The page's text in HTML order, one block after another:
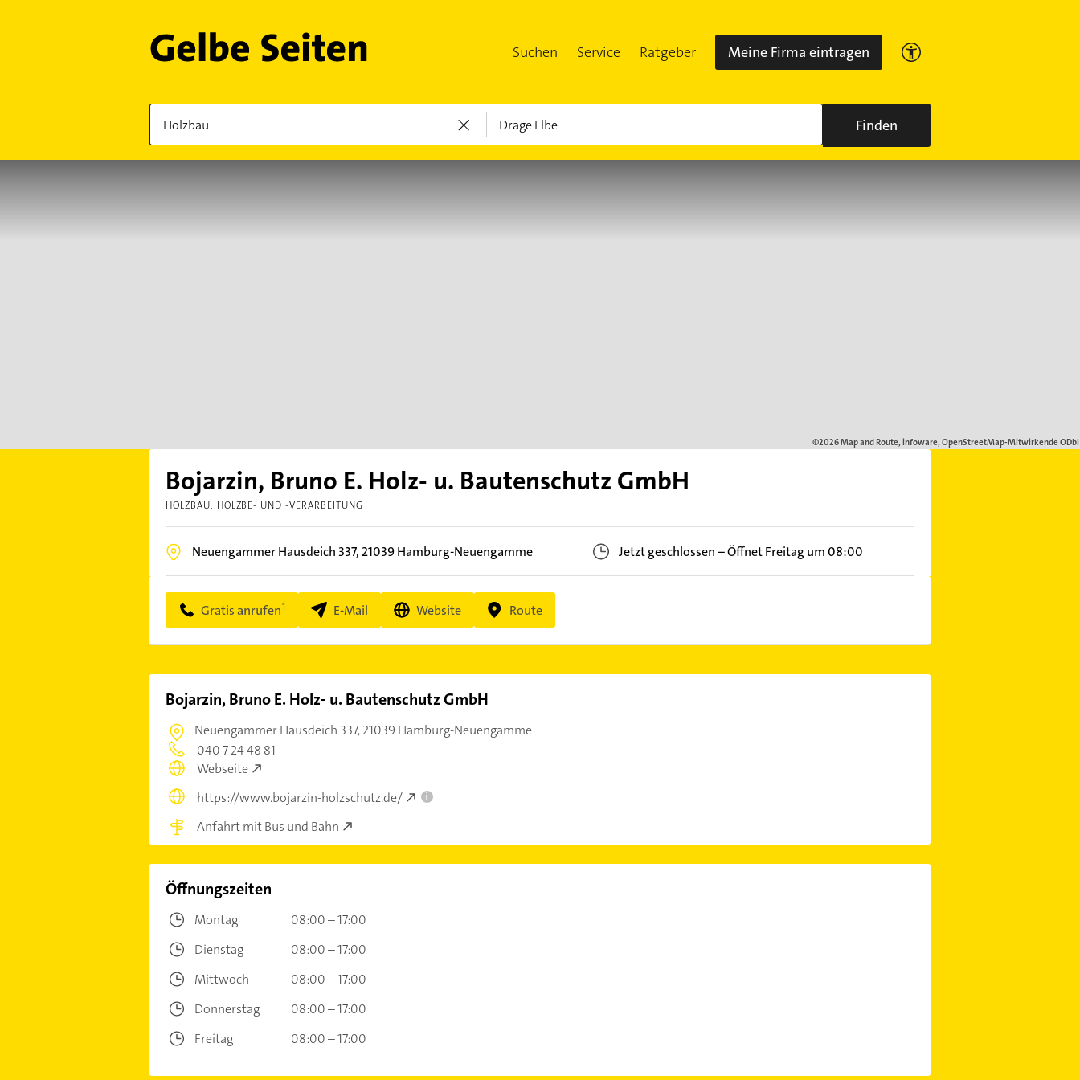
Suchen Service Ratgeber Meine Firma eintragen
Finden
Bojarzin, Bruno E. Holz- u. Bautenschutz GmbH
HOLZBAU HOLZBE- UND -VERARBEITUNG
Neuengammer Hausdeich 337, 21039Hamburg-Neuengamme Jetzt geschlossen–Öffnet Freitag um 08:00
Gratis anrufen E-Mail Website Route
Bojarzin, Bruno E. Holz- u. Bautenschutz GmbH
Neuengammer Hausdeich 337,21039 Hamburg-Neuengamme
040 7 24 48 81
Webseite
https://www.bojarzin-holzschutz.de/
i
Anfahrt mit Bus und Bahn
Öffnungszeiten
Montag
08:00 – 17:00
Dienstag
08:00 – 17:00
Mittwoch
08:00 – 17:00
Donnerstag
08:00 – 17:00
Freitag
08:00 – 17:00